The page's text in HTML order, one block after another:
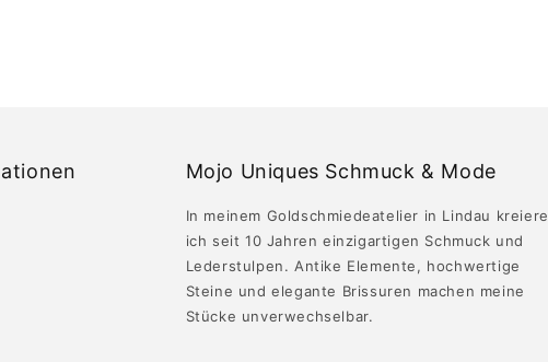
Mojo Uniques Schmuck & Mode
In meinem Goldschmiedeatelier in Lindau kreiere
ich seit 10 Jahren einzigartigen Schmuck und
Lederstulpen. Antike Elemente, hochwertige
Steine und elegante Brissuren machen meine
Stücke unverwechselbar.